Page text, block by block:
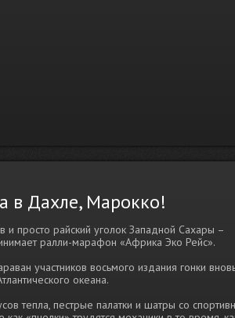
в Дахле, Марокко!
просто райский уголок Западной Сахары –
ралли-марафон «Африка Эко Рейс».
участников восьмого издания гонки
океана.
тепла, пестрые палатки и шатры со